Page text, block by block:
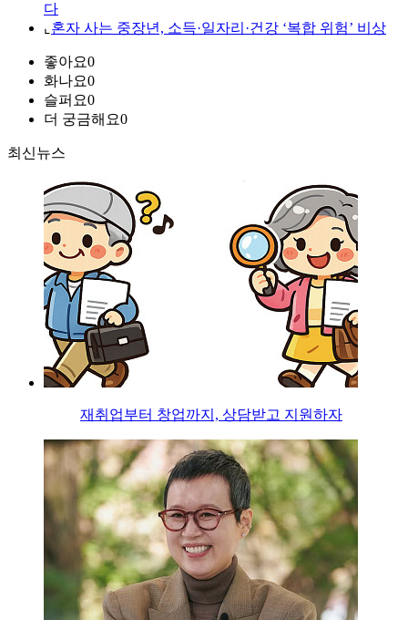
다
⌞ 혼자 사는 중장년, 소득·일자리·건강 ‘복합 위험’ 비상
좋아요0
화나요0
슬퍼요0
더 궁금해요0
최신뉴스
재취업부터 창업까지, 상담받고 지원하자